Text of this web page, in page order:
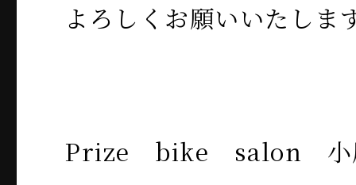
よろしくお願いいたしま
Prize bike salon 小